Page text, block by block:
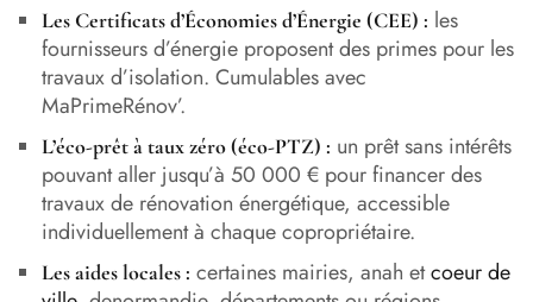
Les Certificats d’Économies d’Énergie (CEE) : les
fournisseurs d’énergie proposent des primes pour les
travaux d’isolation. Cumulables avec
MaPrimeRénov’.
L’éco-prêt à taux zéro (éco-PTZ) : un prêt sans intérêts
pouvant aller jusqu’à 50 000 € pour financer des
travaux de rénovation énergétique, accessible
individuellement à chaque copropriétaire.
Les aides locales : certaines mairies, anah etcoeur de